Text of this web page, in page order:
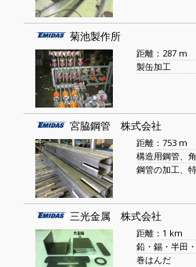
菊池製作所
距離：287 m
製缶加工
宮脇鋼管 株式会社
距離：753 m
構造用鋼管、
鋼管の加工、
三光金属 株式会社
距離：1 km
鉛・錫・半田
巻はんだ